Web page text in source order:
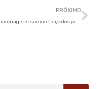
PRÓXIMO
Homenagens são um terço dos projetos aprovados na Câmara Municipal de São Paulo